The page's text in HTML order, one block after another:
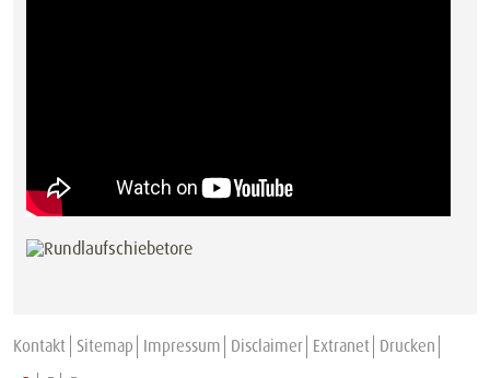
Kontakt Sitemap Impressum Disclaimer Extranet Drucken